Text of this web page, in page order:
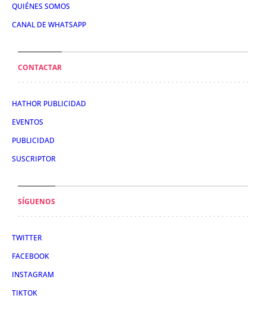
QUIÉNES SOMOS
CANAL DE WHATSAPP
CONTACTAR
HATHOR PUBLICIDAD
EVENTOS
PUBLICIDAD
SUSCRIPTOR
SÍGUENOS
TWITTER
FACEBOOK
INSTAGRAM
TIKTOK